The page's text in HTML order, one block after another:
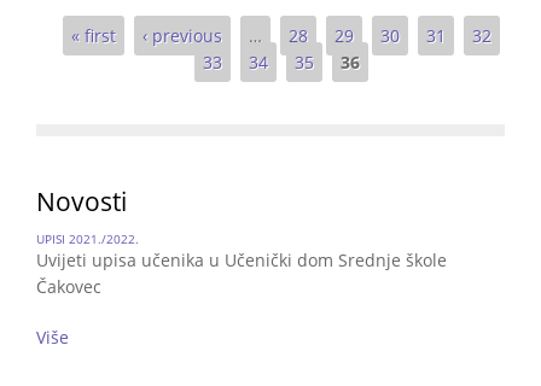
Pages
« first ‹ previous … 28 29 30 31
32
33
34 35 36
Novosti
UPISI 2021./2022.
Uvijeti upisa učenika u Učenički dom Srednje škole
Čakovec
Više